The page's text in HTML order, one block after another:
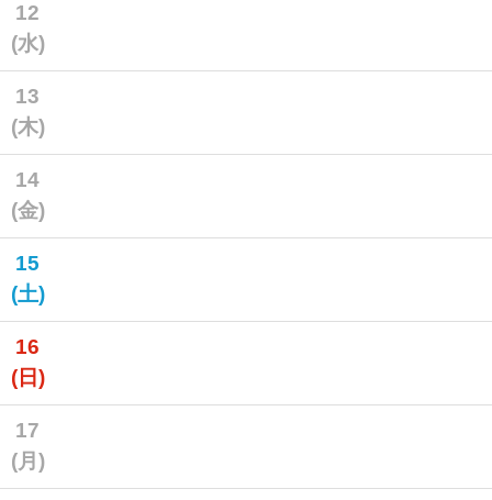
12
(水)
13
(木)
14
(金)
15
(土)
16
(日)
17
(月)